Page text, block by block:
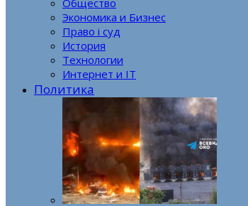
Общество
Экономика и Бизнес
Право і суд
История
Технологии
Интернет и IT
Политика